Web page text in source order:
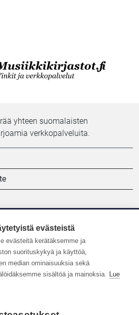
yhteen suomalaisten
verkkopalveluita.
Seuraa meitä:
evästeistä
evästeitä kerätäksemme ja
suorituskykyä ja käyttöä,
median ominaisuuksia sekä
sisältöä ja mainoksia. Lue